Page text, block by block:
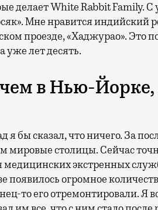
делает White Rabbit Family. С
Мне нравится индийский
проезде, «Хаджурао». Это
уже лет десять.
в Нью-
я бы сказал, что ничего. За
мировые столицы. Сейчас
медицинских экстренных
появилось огромное
то его отремонтировали. Я